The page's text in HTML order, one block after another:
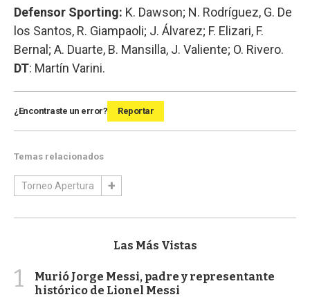
Defensor Sporting: K. Dawson; N. Rodríguez, G. De
los Santos, R. Giampaoli; J. Álvarez; F. Elizari, F.
Bernal; A. Duarte, B. Mansilla, J. Valiente; O. Rivero.
DT: Martín Varini.
¿Encontraste un error? Reportar
Temas relacionados
Torneo Apertura
Las Más Vistas
1
Murió Jorge Messi, padre y representante
histórico de Lionel Messi